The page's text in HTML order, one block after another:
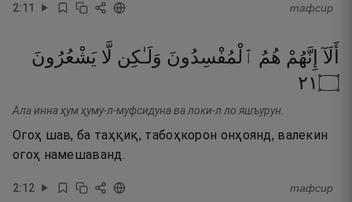
2:11 тафсир
أَلَآ إِنَّهُمْ هُمُ ٱلْمُفْسِدُونَ وَلَـٰكِن لَّا يَشْعُرُونَ
۝١٢
Ала инна ҳум ҳуму-л-муфсидуна ва локи-л ло яшъурун.
Огоҳ шав, ба таҳқиқ, табоҳкорон онҳоянд, валекин
огоҳ намешаванд.
2:12 тафсир